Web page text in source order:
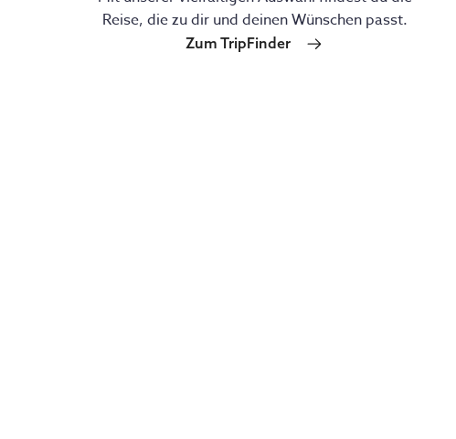
Reise, die zu dir und deinen Wünschen passt.
Zum TripFinder